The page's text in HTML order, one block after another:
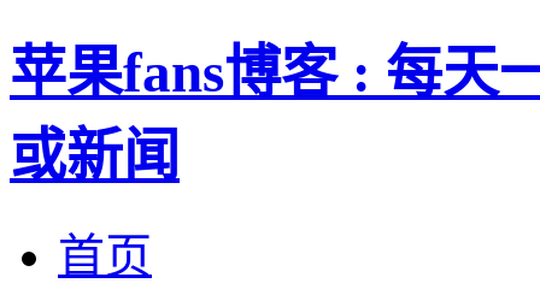
苹果fans博客 : 每天
或新闻
首页